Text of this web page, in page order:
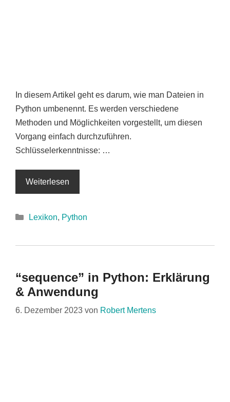
In diesem Artikel geht es darum, wie man Dateien in
Python umbenennt. Es werden verschiedene
Methoden und Möglichkeiten vorgestellt, um diesen
Vorgang einfach durchzuführen.
Schlüsselerkenntnisse: …
Weiterlesen
Kategorien
Lexikon, Python
“sequence” in Python: Erklärung
& Anwendung
6. Dezember 2023 von Robert Mertens